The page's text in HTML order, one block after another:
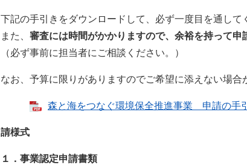
記の手引きをダウンロードして、必ず一度目を通して
た、 審査には時間がかかりますので、余裕を持って申
必ず事前に担当者にご相談ください。）
お、予算に限りがありますのでご希望に添えない場合
森と海をつなぐ環境保全推進事業 申請の手
様式
．事業認定申請書類